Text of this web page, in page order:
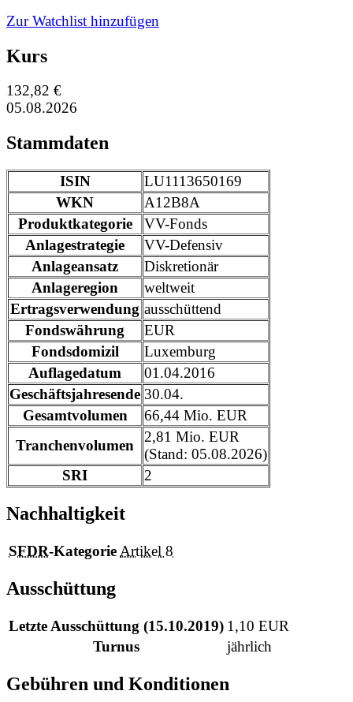
Zur Watchlist hinzufügen
Kurs
132,82 €
05.08.2026
Stammdaten
ISIN
LU1113650169
WKN
A12B8A
Produktkategorie
VV-Fonds
Anlagestrategie
VV-Defensiv
Anlageansatz
Diskretionär
Anlageregion
weltweit
Ertragsverwendung ausschüttend
Fondswährung
EUR
Fondsdomizil
Luxemburg
Auflagedatum
01.04.2016
Geschäftsjahresende 30.04.
Gesamtvolumen
66,44 Mio. EUR
Tranchenvolumen
2,81 Mio. EUR
(Stand: 05.08.2026)
SRI
2
Nachhaltigkeit
SFDR-Kategorie Artikel 8
Ausschüttung
Letzte Ausschüttung (15.10.2019) 1,10 EUR
Turnus
jährlich
Gebühren und Konditionen